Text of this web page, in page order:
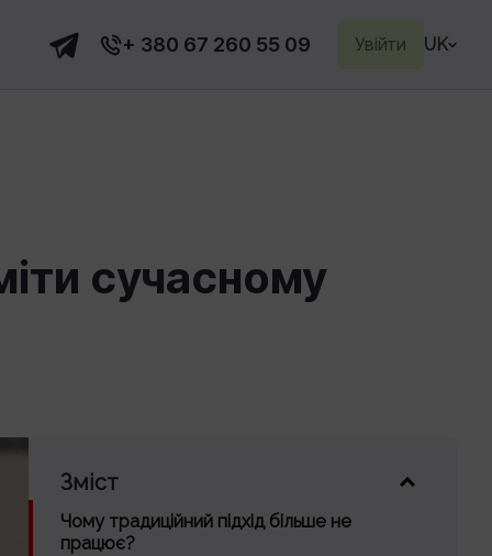
+ 380 67 260 55 09 Увійти UK
сучасному
Зміст
Чому традиційний підхід більше не
працює?